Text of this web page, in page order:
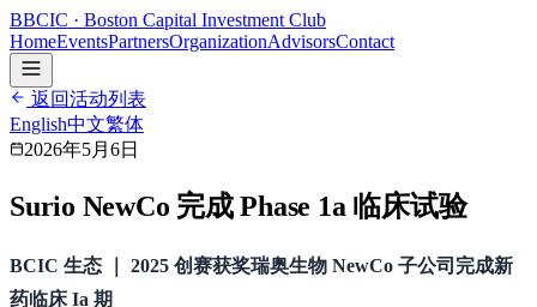
BBCIC · Boston Capital Investment Club
HomeEventsPartnersOrganizationAdvisorsContact
返回活动列表
English中文繁体
2026年5月6日
Surio NewCo 完成 Phase 1a 临床试验
BCIC 生态 ｜ 2025 创赛获奖瑞奥生物 NewCo 子公司完成新
药临床 Ia 期